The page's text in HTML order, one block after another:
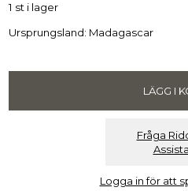
1 st i lager
Ursprungsland: Madagascar
Fråga
Logga in för att